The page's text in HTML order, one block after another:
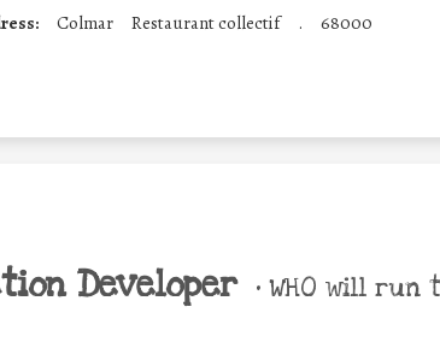
Colmar Restaurant collectif . 68000
Developer • WHO will run